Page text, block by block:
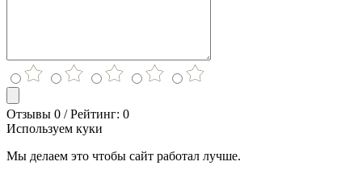
Отзывы 0 / Рейтинг: 0
Используем куки
Мы делаем это чтобы сайт работал лучше.